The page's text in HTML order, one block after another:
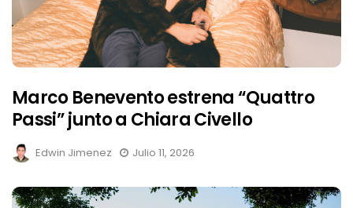
Marco Benevento estrena “Quattro
Passi” junto a Chiara Civello
Edwin Jimenez Julio 11, 2026